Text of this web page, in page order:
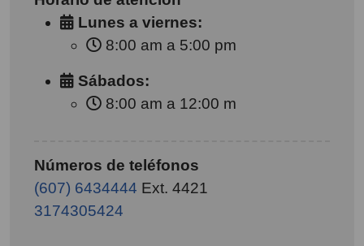
Lunes a viernes:
8:00 am a 5:00 pm
Sábados:
8:00 am a 12:00 m
Números de teléfonos
(607) 6434444 Ext. 4421
3174305424